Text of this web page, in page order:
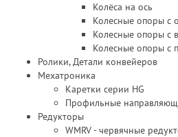
Колёса на ось
Колесные опоры с
Колесные опоры с
Колесные опоры с
Ролики, Детали конвейеров
Мехатроника
Каретки серии HG
Профильные
Редукторы
WMRV - червячные